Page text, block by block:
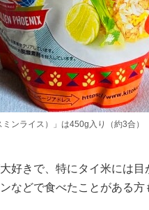
ンライス）」は450g入り（約3合）
好きで、特にタイ米には
などで食べたことがある方